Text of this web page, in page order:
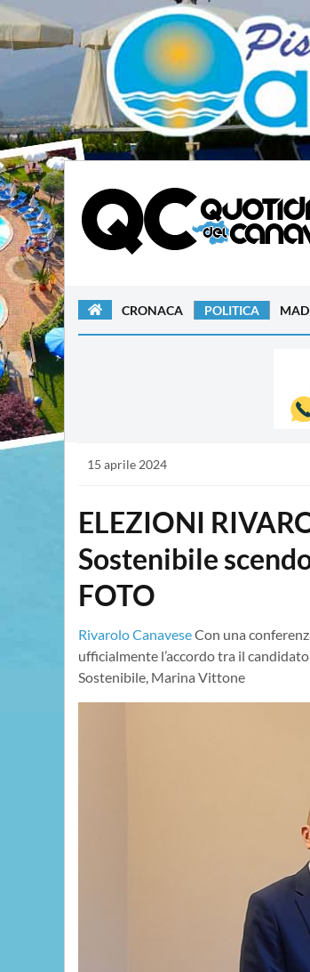
CRONACA POLITICA
15 aprile 2024
ELEZIONI
Sostenibile
FOTO
Rivarolo CanaveseCon una
ufficialmente l’accordo tra il
Sostenibile, Marina Vittone